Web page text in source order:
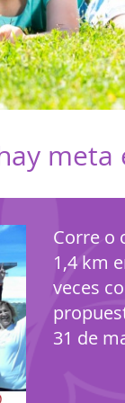
meta
Corre o
1,4 km
veces
31 de